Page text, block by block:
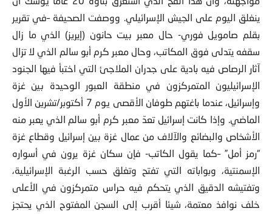
ينغلق اليوم على الجيش الإسرائيلي. ووصفت الصحيفة –في تقرير
بقلم صامويل فوري- حال معبر بيت حانون (إيريز) الذي ما زال
سقفه يتدلى فوق المكاتب، وحال معبر كرم أبو سالم الذي لا تزال
آثار الرصاص فيه بادية على جدران الملاجئ التي اختبأ فيها الجنود
الإسرائيليون المتمركزون في منطقة العبور الوحيدة بين غزة
وإسرائيل، عندما باغتهم طوفان الأقصى يوم 7 أكتوبر/تشرين الأول
الماضي. وإذا كانت إسرائيل تعدّ معبر كرم أبو سالم الذي يعبر منه
الأشخاص والبضائع والآلاف من عمال غزة بين إسرائيل وقطاع غزة
“رمز أمل” –كما يقول الكاتب- فإن سكان غزة يرون في أسواره
الإسمنتية، وبواباته التي تفتح وتغلق حسب الرغبة الإسرائيلية،
وتفتيشه الدقيق الذي يتحكم فيه حراس متمركزون في الأعلى
خلف نوافذ معتمة، شيئا أقرب إلى السجن المفتوح الذي يحتجز